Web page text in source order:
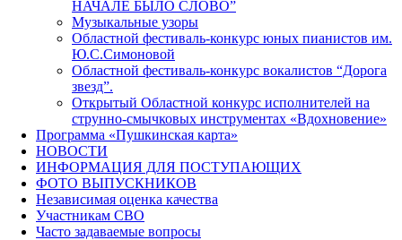
НАЧАЛЕ БЫЛО СЛОВО”
Музыкальные узоры
Областной фестиваль-конкурс юных пианистов им.
Ю.С.Симоновой
Областной фестиваль-конкурс вокалистов “Дорога
звезд”.
Открытый Областной конкурс исполнителей на
струнно-смычковых инструментах «Вдохновение»
Программа «Пушкинская карта»
НОВОСТИ
ИНФОРМАЦИЯ ДЛЯ ПОСТУПАЮЩИХ
ФОТО ВЫПУСКНИКОВ
Независимая оценка качества
Участникам СВО
Часто задаваемые вопросы